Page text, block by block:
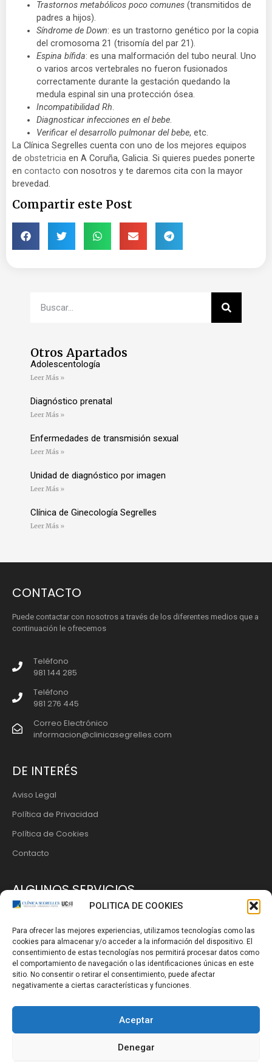
POLITICA DE COOKIES
Para ofrecer las mejores experiencias, utilizamos tecnologías como las
cookies para almacenar y/o acceder a la información del dispositivo. El
consentimiento de estas tecnologías nos permitirá procesar datos como
el comportamiento de navegación o las identificaciones únicas en este
sitio. No consentir o retirar el consentimiento, puede afectar
negativamente a ciertas características y funciones.
Aceptar
Denegar
Trastornos metabólicos poco comunes (transmitidos de
padres a hijos).
Síndrome de Down: es un trastorno genético por la copia
del cromosoma 21 (trisomía del par 21).
Espina bífida: es una malformación del tubo neural. Uno
o varios arcos vertebrales no fueron fusionados
correctamente durante la gestación quedando la
medula espinal sin una protección ósea.
Incompatibilidad Rh.
Diagnosticar infecciones en el bebe.
Verificar el desarrollo pulmonar del bebe, etc.
La Clínica Segrelles cuenta con uno de los mejores equipos
de obstetricia en A Coruña, Galicia. Si quieres puedes ponerte
en contacto con nosotros y te daremos cita con la mayor
brevedad.
Compartir este Post
Otros Apartados
Adolescentología
Leer Más »
Diagnóstico prenatal
Leer Más »
Enfermedades de transmisión sexual
Leer Más »
Unidad de diagnóstico por imagen
Leer Más »
Clínica de Ginecología Segrelles
Leer Más »
CONTACTO
Puede contactar con nosotros a través de los diferentes medios que a
continuación le ofrecemos
Teléfono
981 144 285
Teléfono
981 276 445
Correo Electrónico
informacion@clinicasegrelles.com
DE INTERÉS
Aviso Legal
Política de Privacidad
Política de Cookies
Contacto
ALGUNOS SERVICIOS
Ginecología
Obstetricia
Cirugía Íntima
Planificación Familiar